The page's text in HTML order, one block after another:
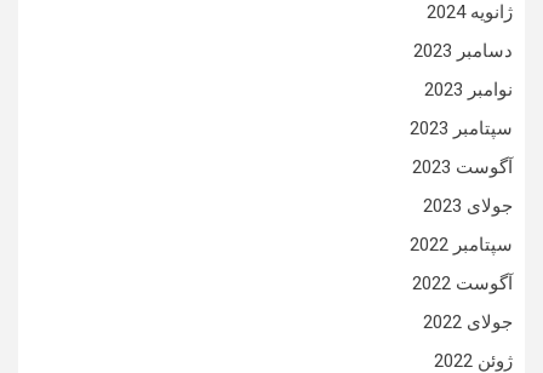
ژانویه 2024
دسامبر 2023
نوامبر 2023
سپتامبر 2023
آگوست 2023
جولای 2023
سپتامبر 2022
آگوست 2022
جولای 2022
ژوئن 2022